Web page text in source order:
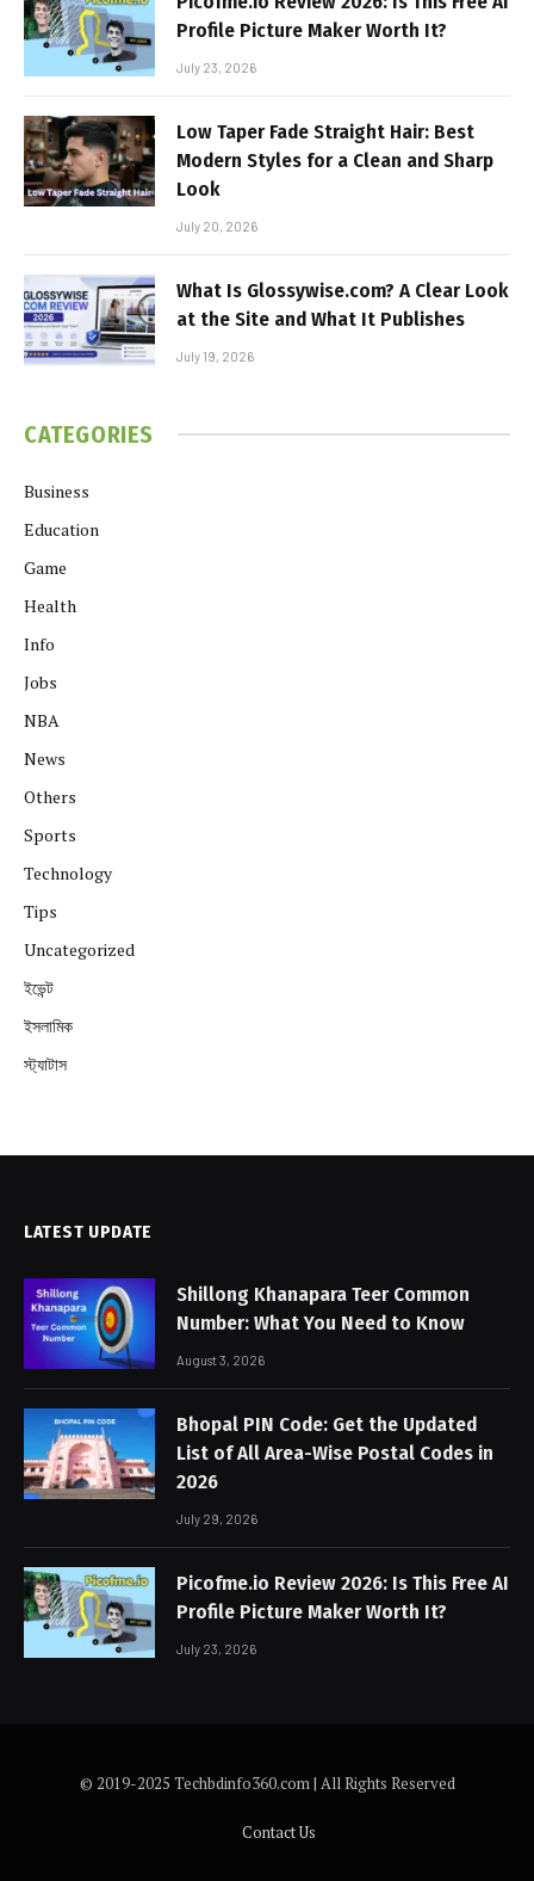
Profile Picture Maker Worth It?
July 23, 2026
Low Taper Fade Straight Hair: Best
Modern Styles for a Clean and Sharp
Look
July 20, 2026
What Is Glossywise.com? A Clear Look
at the Site and What It Publishes
July 19, 2026
CATEGORIES
Business
Education
Game
Health
Info
Jobs
NBA
News
Others
Sports
Technology
Tips
Uncategorized
ইভেন্ট
ইসলামিক
স্ট্যাটাস
LATEST UPDATE
Shillong Khanapara Teer Common
Number: What You Need to Know
August 3, 2026
Bhopal PIN Code: Get the Updated
List of All Area-Wise Postal Codes in
2026
July 29, 2026
Picofme.io Review 2026: Is This Free AI
Profile Picture Maker Worth It?
July 23, 2026
© 2019-2025 Techbdinfo360.com | All Rights Reserved
Contact Us